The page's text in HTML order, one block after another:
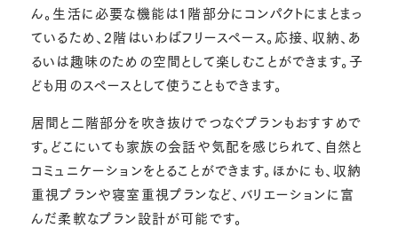
ん。生活に必要な機能は1階部分にコンパクトにまとまっ
ているため、2階はいわばフリースペース。応接、収納、あ
るいは趣味のための空間として楽しむことができます。子
ども用のスペースとして使うこともできます。
居間と二階部分を吹き抜けでつなぐプランもおすすめで
す。どこにいても家族の会話や気配を感じられて、自然と
コミュニケーションをとることができます。ほかにも、収納
重視プランや寝室重視プランなど、バリエーションに富
んだ柔軟なプラン設計が可能です。